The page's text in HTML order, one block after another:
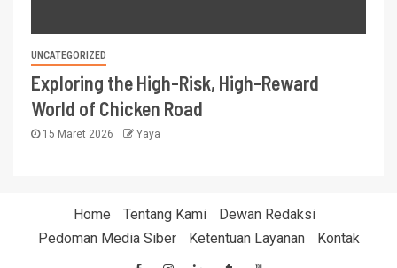
UNCATEGORIZED
Exploring the High-Risk, High-Reward
World of Chicken Road
15 Maret 2026 Yaya
Home Tentang Kami
Dewan Redaksi
Pedoman Media Siber
Ketentuan Layanan Kontak